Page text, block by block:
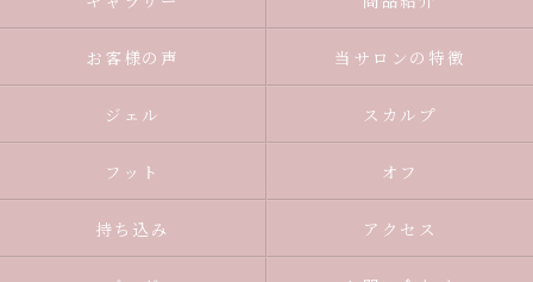
お客様の声 当サロンの特徴
ジェル スカルプ
フット オフ
持ち込み アクセス